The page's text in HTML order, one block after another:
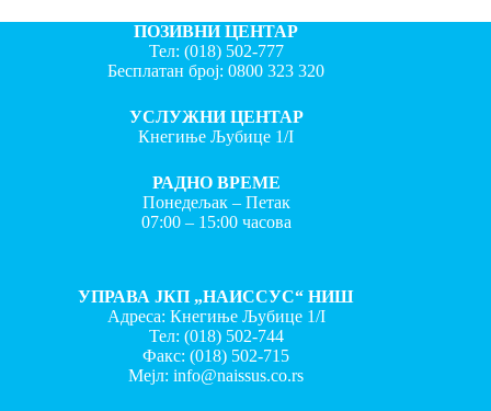
ПОЗИВНИ ЦЕНТАР
Тел: (018) 502-777
Бесплатан број:0800 323 320
УСЛУЖНИ ЦЕНТАР
Кнегиње Љубице 1/I
РАДНО ВРЕМЕ
Понедељак – Петак
07:00 – 15:00 часова
УПРАВА ЈКП „НАИССУС“ НИШ
Адреса: Кнегиње Љубице 1/I
Тел: (018) 502-744
Факс:(018) 502-715
Мејл:info@naissus.co.rs